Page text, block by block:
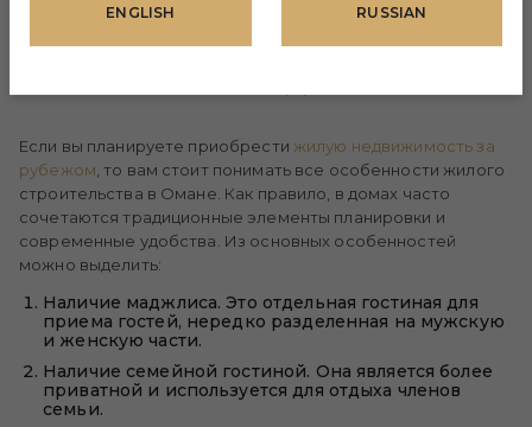
СОВРЕМЕННОГО
Если вы планируете приобрести жилую недвижимость за
рубежом , то вам стоит понимать все особенности жилого
строительства в Омане. Как правило, в домах часто
сочетаются традиционные элементы планировки и
современные удобства. Из основных особенностей
можно выделить:
Наличие маджлиса. Это отдельная гостиная для
приема гостей, нередко разделенная на мужскую
и женскую части.
Наличие семейной гостиной. Она является более
приватной и используется для отдыха членов
семьи.
ENGLISH RUSSIAN